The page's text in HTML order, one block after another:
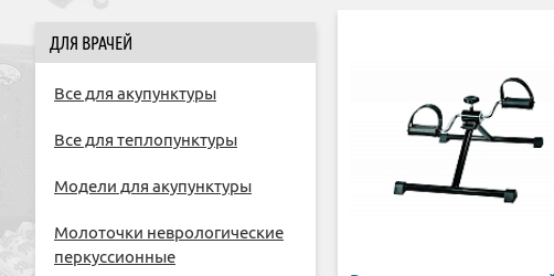
ДЛЯ ВРАЧЕЙ
Все для акупунктуры
Все для теплопунктуры
Модели для акупунктуры
Молоточки неврологические
перкуссионные